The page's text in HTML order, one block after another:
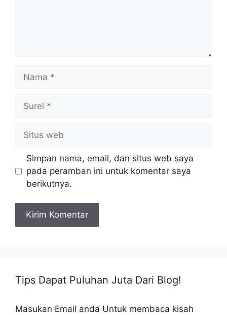
web
Simpan nama, email, dan situs web saya
pada peramban ini untuk komentar saya
berikutnya.
Tips Dapat Puluhan Juta Dari Blog!
Masukan Email anda Untuk membaca kisah